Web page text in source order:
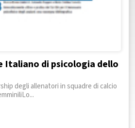
Italiano di psicologia dello
degli allenatori in squadre di calcio